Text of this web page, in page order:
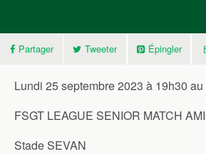
Partager Tweeter Épingler
Lundi 25 septembre 2023 à 19h30
FSGT LEAGUE SENIOR MATCH
Stade SEVAN